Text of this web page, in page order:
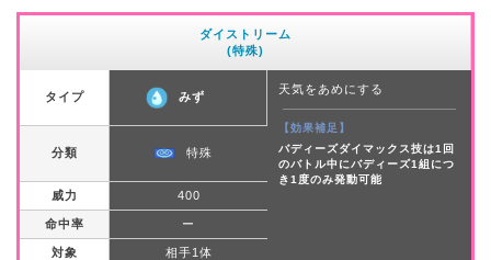
ダイストリーム
(特殊)
タイプ みず
天気をあめにする
【効果補足】
バディーズダイマックス技は1回
のバトル中にバディーズ1組につ
き1度のみ発動可能
分類 特殊
威力 400
命中率 ー
対象 相手1体